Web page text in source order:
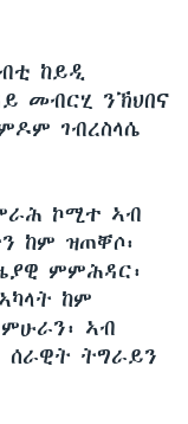
ከይዲ
መብርሂ ንኽህበና
ገብረስላሴ
ኮሚተ ኣብ
ከም ዝጠቐሶ፡
ምምሕዳር፡
ከም
ኣብ
ሰራዊት ትግራይን